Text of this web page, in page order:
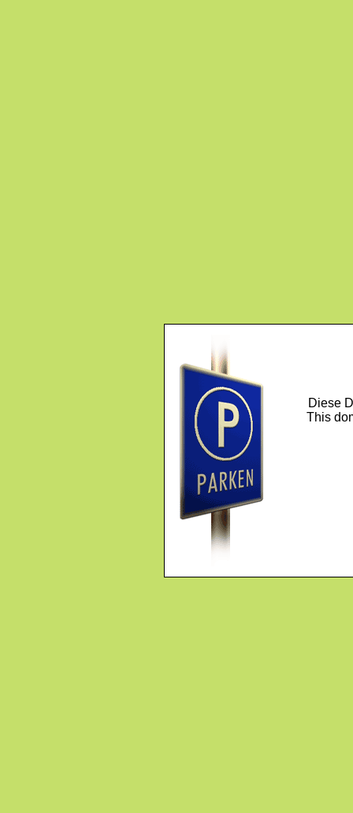
Diese
This